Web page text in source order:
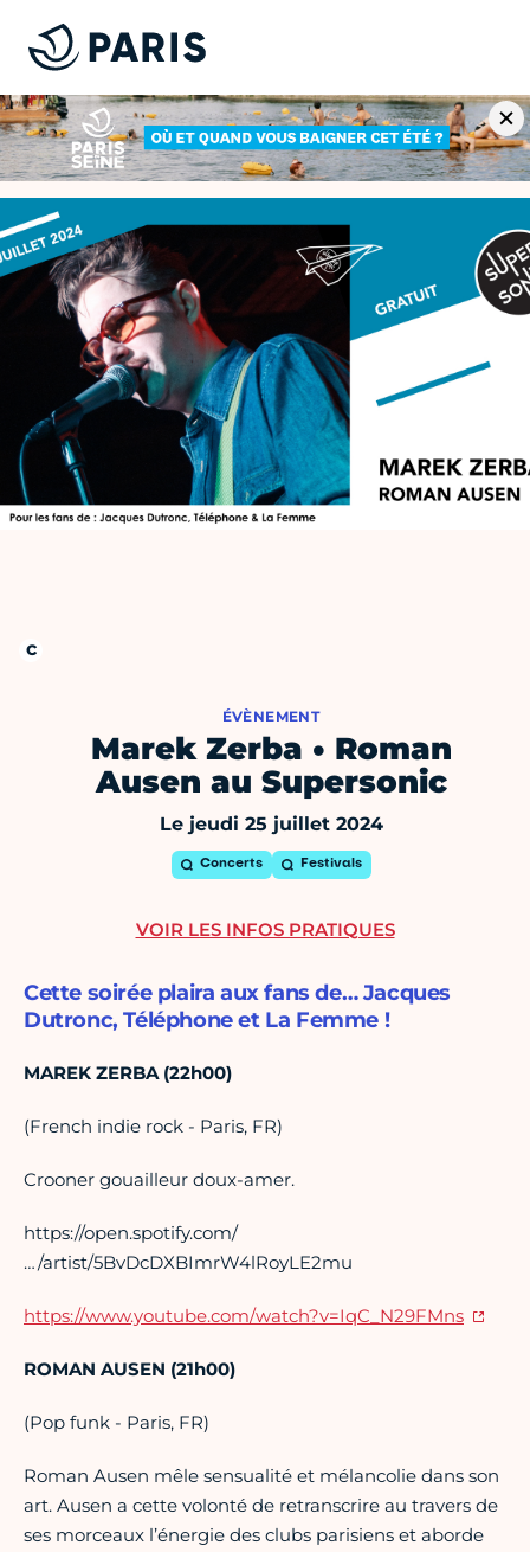
ÉVÈNEMENT
Marek Zerba • Roman
Ausen au Supersonic
Le jeudi 25 juillet 2024
Concerts Festivals
Cette soirée plaira aux fans de… Jacques
Dutronc, Téléphone et La Femme !
MAREK ZERBA (22h00)
(French indie rock - Paris, FR)
Crooner gouailleur doux-amer.
https://open.spotify.com/
…/artist/5BvDcDXBImrW4lRoyLE2mu
https://www.youtube.com/watch?v=IqC_N29FMns
ROMAN AUSEN (21h00)
(Pop funk - Paris, FR)
Roman Ausen mêle sensualité et mélancolie dans son
art. Ausen a cette volonté de retranscrire au travers de
ses morceaux l’énergie des clubs parisiens et aborde
VOIR LES INFOS PRATIQUES